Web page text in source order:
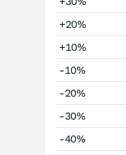
+20%
+10%
-10%
-20%
-30%
-40%